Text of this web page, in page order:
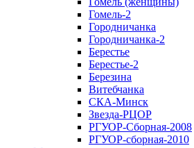
Гомель-2
Городничанка
Городничанка-2
Берестье
Берестье-2
Березина
Витебчанка
СКА-Минск
Звезда-РЦОР
РГУОР-Сборная-2008
РГУОР-сборная-2010